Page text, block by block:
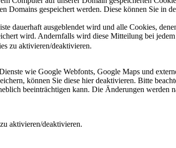
Domains gespeichert werden. Diese können Sie in
dauerhaft ausgeblendet wird und alle Cookies,
wird. Andernfalls wird diese Mitteilung bei
zu aktivieren/deaktivieren.
wie Google Webfonts, Google Maps und
können Sie diese hier deaktivieren. Bitte
beeinträchtigen kann. Die Änderungen werden
aktivieren/deaktivieren.